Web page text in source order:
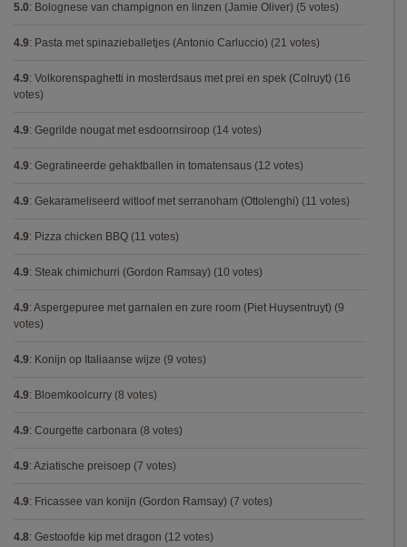
5.0: Bolognese van champignon en linzen (Jamie Oliver) (5 votes)
4.9: Pasta met spinazieballetjes (Antonio Carluccio) (21 votes)
4.9: Volkorenspaghetti in mosterdsaus met prei en spek (Colruyt) (16
votes)
4.9: Gegrilde nougat met esdoornsiroop (14 votes)
4.9: Gegratineerde gehaktballen in tomatensaus (12 votes)
4.9: Gekarameliseerd witloof met serranoham (Ottolenghi) (11 votes)
4.9: Pizza chicken BBQ (11 votes)
4.9: Steak chimichurri (Gordon Ramsay) (10 votes)
4.9: Aspergepuree met garnalen en zure room (Piet Huysentruyt) (9
votes)
4.9: Konijn op Italiaanse wijze (9 votes)
4.9: Bloemkoolcurry (8 votes)
4.9: Courgette carbonara (8 votes)
4.9: Aziatische preisoep (7 votes)
4.9: Fricassee van konijn (Gordon Ramsay) (7 votes)
4.8: Gestoofde kip met dragon (12 votes)